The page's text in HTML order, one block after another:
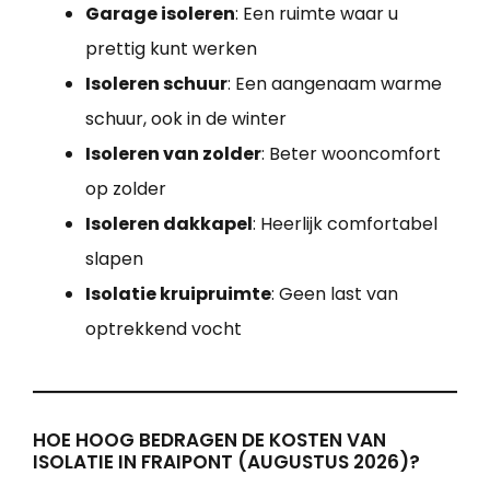
Garage isoleren: Een ruimte waar u
prettig kunt werken
Isoleren schuur: Een aangenaam warme
schuur, ook in de winter
Isoleren van zolder: Beter wooncomfort
op zolder
Isoleren dakkapel: Heerlijk comfortabel
slapen
Isolatie kruipruimte: Geen last van
optrekkend vocht
HOE HOOG BEDRAGEN DE KOSTEN VAN
ISOLATIE IN FRAIPONT (AUGUSTUS 2026)?